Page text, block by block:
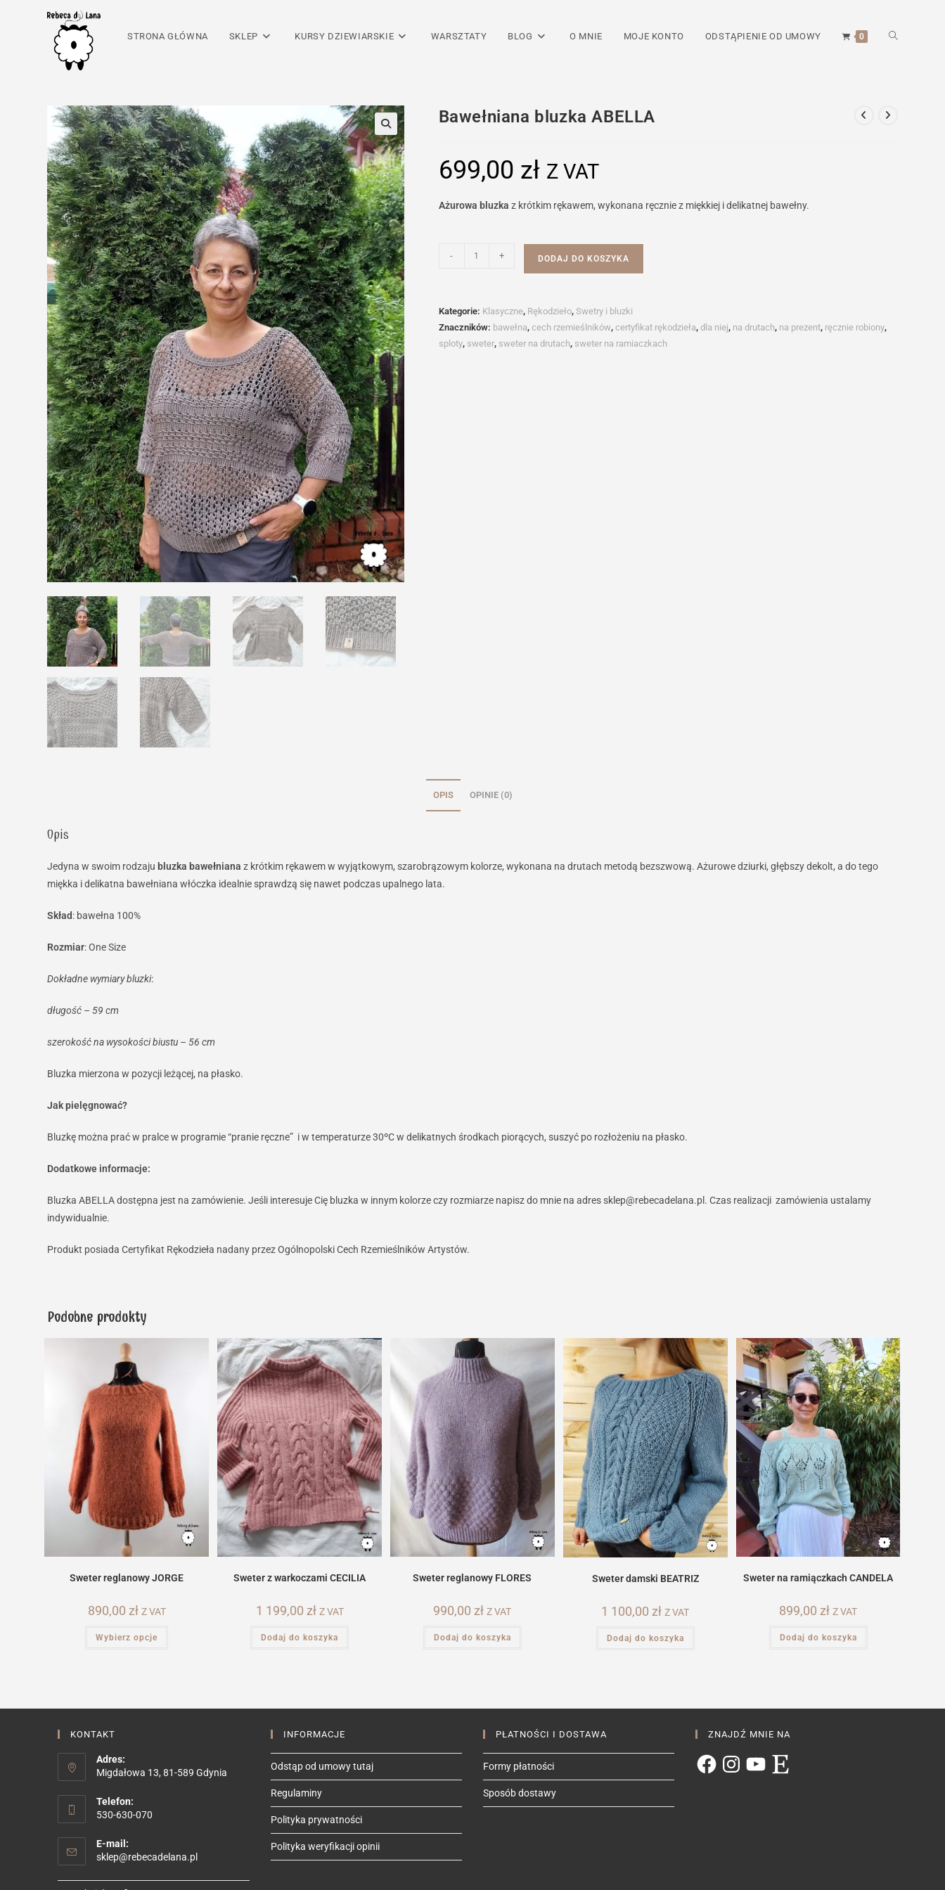
STRONA GŁÓWNA SKLEP KURSY DZIEWIARSKIE WARSZTATY BLOG O MNIE MOJE KONTO ODSTĄPIENIE OD UMOWY 0 TOGGLE
Bawełniana bluzka ABELLA
699,00 zł Z VAT
Ażurowa bluzka z krótkim rękawem, wykonana ręcznie z miękkiej i delikatnej bawełny.
- + DODAJ DO KOSZYKA
Kategorie: Klasyczne, Rękodzieło, Swetry i bluzki
Znaczników: bawełna, cech rzemieślników, certyfikat rękodzieła, dla niej, na drutach, na prezent, ręcznie robiony,
sploty, sweter, sweter na drutach, sweter na ramiaczkach
OPIS OPINIE (0)
Opis
Jedyna w swoim rodzaju bluzka bawełniana z krótkim rękawem w wyjątkowym, szarobrązowym kolorze, wykonana na drutach metodą bezszwową. Ażurowe dziurki, głębszy dekolt, a do tego
miękka i delikatna bawełniana włóczka idealnie sprawdzą się nawet podczas upalnego lata.
Skład: bawełna 100%
Rozmiar: One Size
Dokładne wymiary bluzki:
długość – 59 cm
szerokość na wysokości biustu – 56 cm
Bluzka mierzona w pozycji leżącej, na płasko.
Jak pielęgnować?
Bluzkę można prać w pralce w programie “pranie ręczne” i w temperaturze 30ºC w delikatnych środkach piorących, suszyć po rozłożeniu na płasko.
Dodatkowe informacje:
Bluzka ABELLA dostępna jest na zamówienie. Jeśli interesuje Cię bluzka w innym kolorze czy rozmiarze napisz do mnie na adres sklep@rebecadelana.pl. Czas realizacji zamówienia ustalamy
indywidualnie.
Produkt posiada Certyfikat Rękodzieła nadany przez Ogólnopolski Cech Rzemieślników Artystów.
Podobne produkty
Sweter reglanowy JORGE
890,00 zł Z VAT
Wybierz opcje
na
Sweter z warkoczami CECILIA
1 199,00 zł Z VAT
Dodaj do koszyka
Sweter reglanowy FLORES
990,00zł Z VAT
Dodaj do koszyka
Sweter damski BEATRIZ
1 100,00 zł Z VAT
Dodaj do koszyka
Sweter na ramiączkach CANDELA
899,00zł Z VAT
Dodaj do koszyka
KONTAKT
Adres:
Migdałowa 13, 81-589 Gdynia
Telefon:
530-630-070
E-mail:
sklep@rebecadelana.plOpens
your
INFORMACJE
Odstąp od umowy tutaj
Regulaminy
Polityka prywatności
Polityka weryfikacji opinii
PŁATNOŚCI I DOSTAWA
Formy płatności
Sposób dostawy
ZNAJDŹ MNIE NA
FacebookInstagramYouTube
Etsy